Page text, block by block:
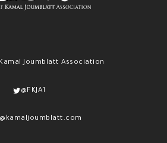
Joumblatt Association
@FKJA1